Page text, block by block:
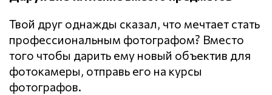
Твой друг однажды сказал, что мечтает стать
профессиональным фотографом? Вместо
того чтобы дарить ему новый объектив для
фотокамеры, отправь его на курсы
фотографов.